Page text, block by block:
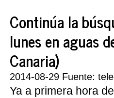
Continúa la
lunes en aguas
Canaria)
2014-08-29 Fuente:
Ya a primera hora